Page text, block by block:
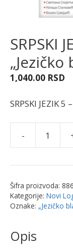
SRPSKI
1,040.00 RSD
SRPSKI JEZIK 5
-
Šifra proizvoda: 886
Kategorije: Novi
Oznake: „Jezičko
Opis